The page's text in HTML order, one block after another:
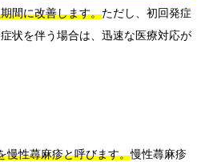
間に改善します。ただし、初回発症
状を伴う場合は、迅速な医療対応が
慢性蕁麻疹と呼びます。慢性蕁麻疹